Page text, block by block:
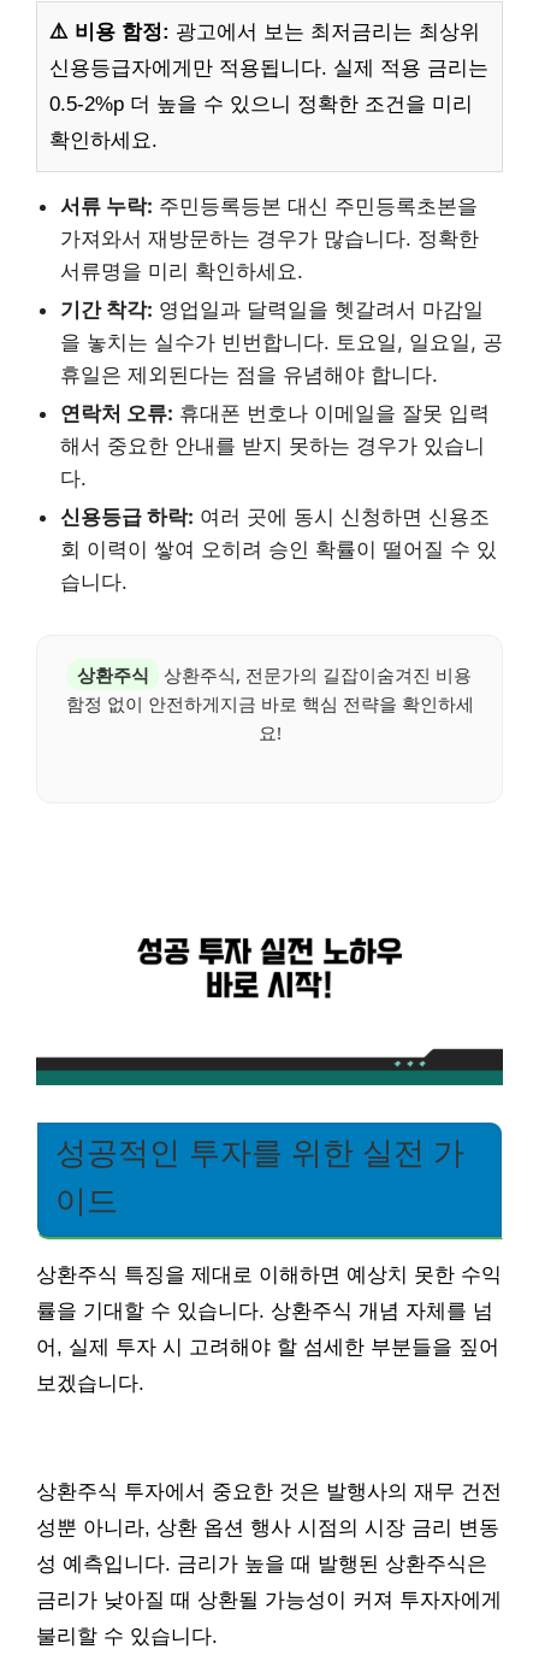
⚠️ 비용 함정: 광고에서 보는 최저금리는 최상위
신용등급자에게만 적용됩니다. 실제 적용 금리는
0.5-2%p 더 높을 수 있으니 정확한 조건을 미리
확인하세요.
서류 누락: 주민등록등본 대신 주민등록초본을
가져와서 재방문하는 경우가 많습니다. 정확한
서류명을 미리 확인하세요.
기간 착각: 영업일과 달력일을 헷갈려서 마감일
을 놓치는 실수가 빈번합니다. 토요일, 일요일, 공
휴일은 제외된다는 점을 유념해야 합니다.
연락처 오류: 휴대폰 번호나 이메일을 잘못 입력
해서 중요한 안내를 받지 못하는 경우가 있습니
다.
신용등급 하락: 여러 곳에 동시 신청하면 신용조
회 이력이 쌓여 오히려 승인 확률이 떨어질 수 있
습니다.
상환주식
상환주식, 전문가의 길잡이숨겨진 비용
함정 없이 안전하게지금 바로 핵심 전략을 확인하세
요!
성공적인 투자를 위한 실전 가
이드
상환주식 특징을 제대로 이해하면 예상치 못한 수익
률을 기대할 수 있습니다. 상환주식 개념 자체를 넘
어, 실제 투자 시 고려해야 할 섬세한 부분들을 짚어
보겠습니다.
상환주식 투자에서 중요한 것은 발행사의 재무 건전
성뿐 아니라, 상환 옵션 행사 시점의 시장 금리 변동
성 예측입니다. 금리가 높을 때 발행된 상환주식은
금리가 낮아질 때 상환될 가능성이 커져 투자자에게
불리할 수 있습니다.